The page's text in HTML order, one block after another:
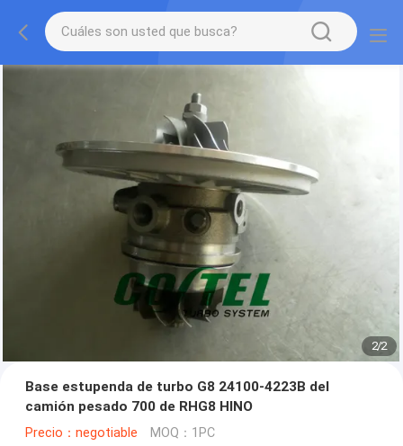
2/2
Base estupenda de turbo G8 24100-4223B del
camión pesado 700 de RHG8 HINO
Precio：negotiable MOQ：1PC